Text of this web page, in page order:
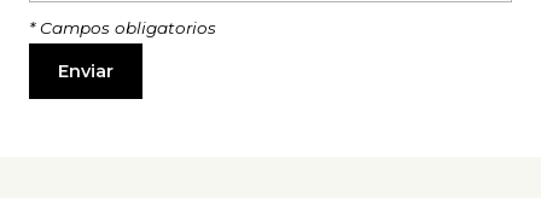
* Campos obligatorios